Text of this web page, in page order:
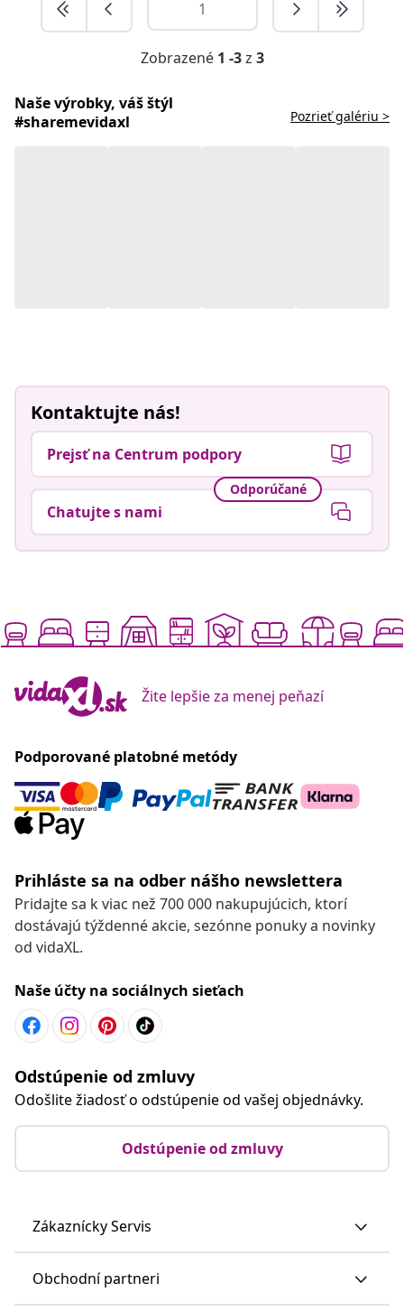
Zobrazené 1 -3z 3
Naše výrobky, váš štýl
#sharemevidaxl
Pozrieť galériu >
Kontaktujte nás!
Prejsť na Centrum podpory
Odporúčané
Chatujte s nami
Žite lepšie za menej peňazí
Podporované platobné metódy
Prihláste sa na odber nášho newslettera
Pridajte sa k viac než 700 000 nakupujúcich, ktorí
dostávajú týždenné akcie, sezónne ponuky a novinky
od vidaXL.
Naše účty na sociálnych sieťach
Odstúpenie od zmluvy
Odošlite žiadosť o odstúpenie od vašej objednávky.
Odstúpenie od zmluvy
Zákaznícky Servis
Obchodní partneri